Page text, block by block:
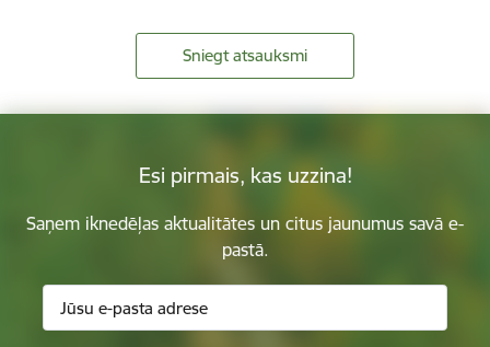
Sniegt atsauksmi
Esi pirmais, kas uzzina!
Saņem iknedēļas aktualitātes un citus jaunumus savā e-
pastā.